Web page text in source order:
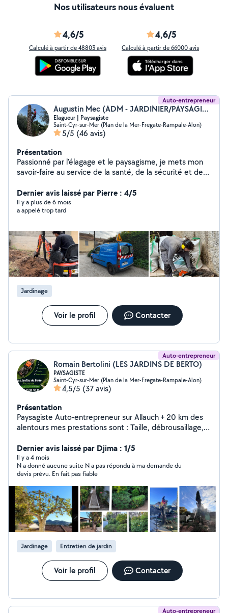
Nos utilisateurs nous évaluent
4,6/5
Calculé à partir de 48803 avis
4,6/5
Calculé à partir de 66000 avis
Auto-entrepreneur
Augustin Mec (ADM - JARDINIER/PAYSAGISTE)
Elagueur | Paysagiste
Saint-Cyr-sur-Mer (Plan de la Mer-Fregate-Rampale-Alon)
5/5 (46 avis)
Présentation
Passionné par l'élagage et le paysagisme, je mets mon
savoir-faire au service de la santé, de la sécurité et de
sécurité, entretien et mise en valeur de vos arbres, dans
le respect de leur développement naturel J'interviens
également pour l'entretien et l'aménagement paysager
Intervention de Marseille à Toulon, secteur Saint-Cyr-
sur-Mer Disponible du lundi au samedi Contactez-moi
pour un devis gratuit
Dernier avis laissé par Pierre : 4/5
Il y a plus de 6 mois
a appelé trop tard
Jardinage
Voir le profil Contacter
Auto-entrepreneur
Romain Bertolini (LES JARDINS DE BERTO)
PAYSAGISTE
Saint-Cyr-sur-Mer (Plan de la Mer-Fregate-Rampale-Alon)
4,5/5 (37 avis)
Présentation
Paysagiste Auto-entrepreneur sur Allauch + 20 km des
alentours mes prestations sont : Taille, débrousaillage,
déssouchage , abattage,arrosage automatique,
élagage, évacuation des déchets verts . Devis gratuit et
personnalisé. Les chèques césu sont acceptés et Cesu
+ , je peut vous faire bénéficier des 50 % charges
fiscales en crédit d'impôt avec facture à l'appuie.
Dernier avis laissé par Djima : 1/5
Il y a 4 mois
N a donné aucune suite N a pas répondu à ma demande du
devis prévu. En fait pas fiable
Jardinage Entretien de jardin
Voir le profil Contacter
Auto-entrepreneur